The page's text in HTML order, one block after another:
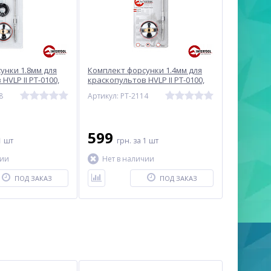
1.8мм для
II PT-0100,
(дюза,
игла)
шт
ПОД ЗАКАЗ
Комплект форсунки 1.4мм для
краскопультов HVLP II PT-0100,
РТ-0105, РТ-0105D (дюза,
воздушная головка, игла)
Артикул: PT-2114
599 грн. за 1 шт
Нет в наличии
ПОД ЗАКАЗ